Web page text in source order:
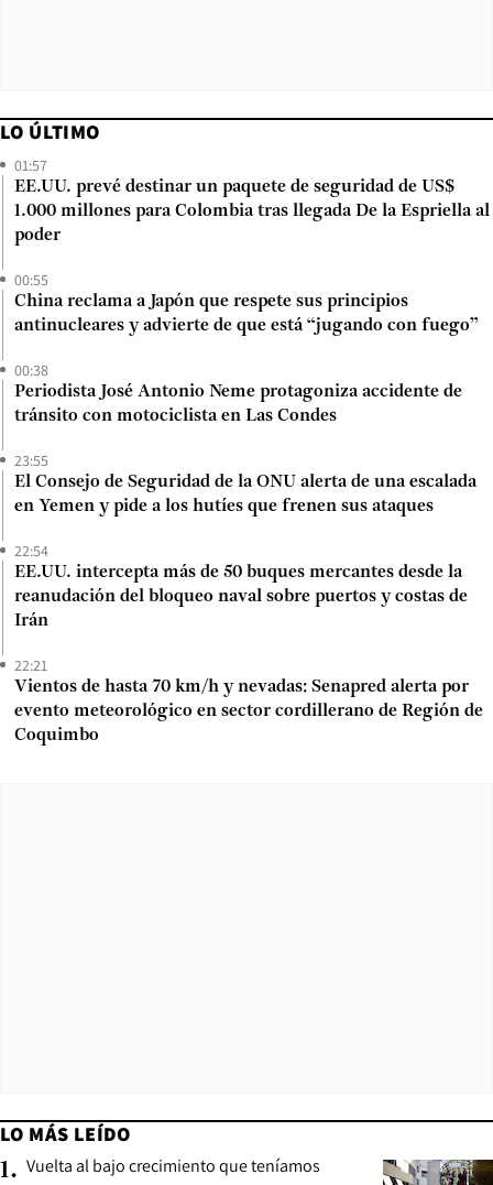
LO ÚLTIMO
01:57
EE.UU. prevé destinar un paquete de seguridad de US$
1.000 millones para Colombia tras llegada De la Espriella al
poder
00:55
China reclama a Japón que respete sus principios
antinucleares y advierte de que está “jugando con fuego”
00:38
Periodista José Antonio Neme protagoniza accidente de
tránsito con motociclista en Las Condes
23:55
El Consejo de Seguridad de la ONU alerta de una escalada
en Yemen y pide a los hutíes que frenen sus ataques
22:54
EE.UU. intercepta más de 50 buques mercantes desde la
reanudación del bloqueo naval sobre puertos y costas de
Irán
22:21
Vientos de hasta 70 km/h y nevadas: Senapred alerta por
evento meteorológico en sector cordillerano de Región de
Coquimbo
LO MÁS LEÍDO
1. Vuelta al bajo crecimiento que teníamos